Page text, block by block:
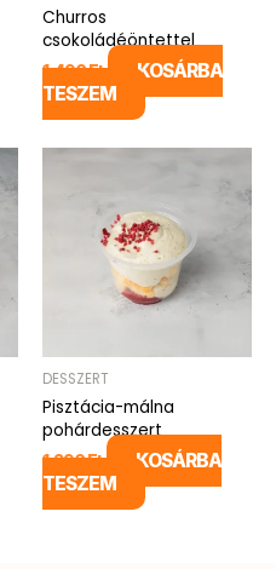
Churros
csokoládéöntettel
1.490Ft
KOSÁRBA
TESZEM
DESSZERT
Pisztácia-málna
pohárdesszert
1.290Ft
KOSÁRBA
TESZEM